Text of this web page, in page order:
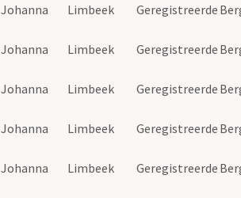
Johanna Limbeek Geregistreerde
Johanna Limbeek Geregistreerde
Johanna Limbeek Geregistreerde
Johanna Limbeek Geregistreerde
Johanna Limbeek Geregistreerde